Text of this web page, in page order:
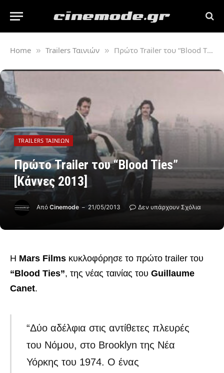
Home » Trailers Ταινιών » Πρώτο Trailer του “Blood Ties” [Κάννες 2013]
TRAILERS ΤΑΙΝΙΏΝ
Πρώτο Trailer του “Blood Ties”
[Κάννες 2013]
Από Cinemode 21/05/2013 Δεν υπάρχουν Σχόλια
Η Mars Films κυκλοφόρησε το πρώτο trailer του
“Blood Ties”, της νέας ταινίας του Guillaume
Canet.
“Δύο αδέλφια στις αντίθετες πλευρές
του Νόμου, στο Brooklyn της Νέα
Υόρκης του 1974. Ο ένας